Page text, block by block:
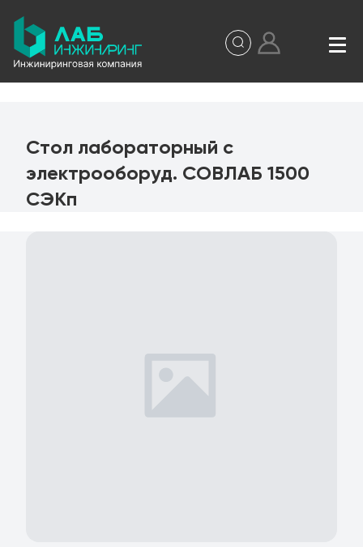
Стол лабораторный с
электрооборуд. СОВЛАБ 1500
СЭКп